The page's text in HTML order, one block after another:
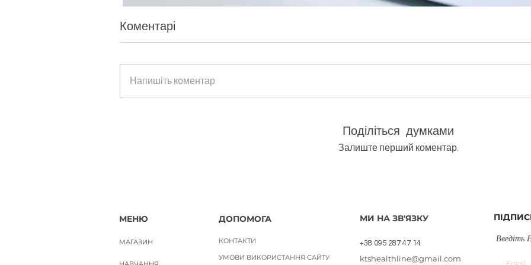
Коментарі
Напишіть коментар
Поділіться думками
Залиште перший коментар.
МЕНЮ
МАГАЗИН
ДОПОМОГА
КОНТАКТИ
УМОВИ ВИКОРИСТАННЯ САЙТУ
МИ НА ЗВ'ЯЗКУ
+38 095 287 47 14
ktshealthline@gmail.com
Введіть